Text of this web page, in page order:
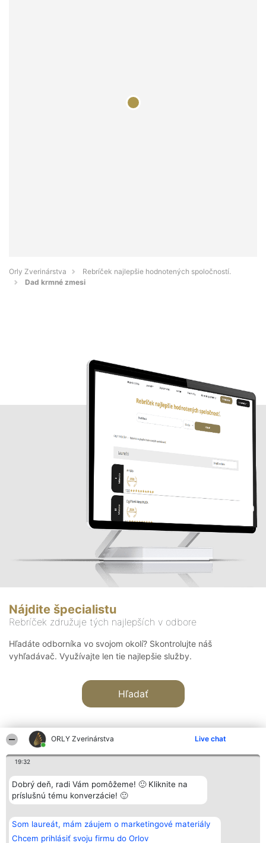
ORLY Zverinárstva Live chat
19:32
Dobrý deň, radi Vám pomôžeme! 🙂 Kliknite na
príslušnú tému konverzácie! 🙂
Som laureát, mám záujem o marketingové materiály
Chcem prihlásiť svoju firmu do Orlov
Orly Zverinárstva
Rebríček najlepšie hodnotených spoločností.
Dad krmné zmesi
Nájdite špecialistu
Rebríček združuje tých najlepších v odbore
Hľadáte odborníka vo svojom okolí? Skontrolujte náš
vyhľadávač. Využívajte len tie najlepšie služby.
Hľadať
Organizátor hodnotenia
Bright Side Solutions sp. z o.
o. sp. k.
Wrocław 50-079
KRS 0000749100 | Regon
381313360 | NIP 8943132676
Hodnotenie
Laureáti
Lista
Laureatów
Podmienky
Obchodné
Kontakt
Kontakt